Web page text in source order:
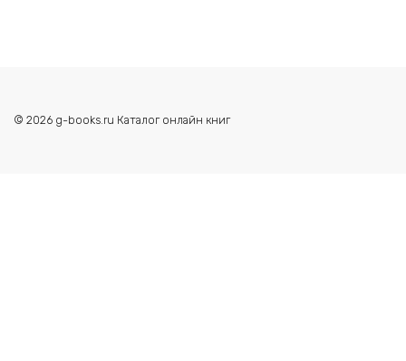
© 2026 g-books.ru Каталог онлайн книг